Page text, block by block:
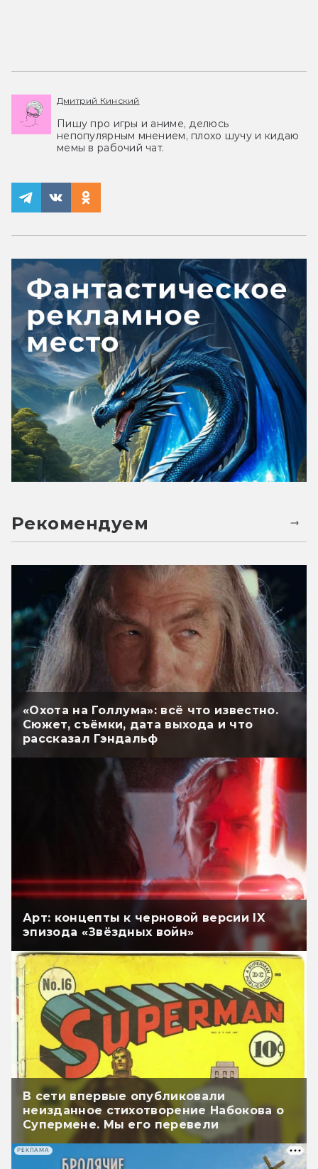
Дмитрий Кинский
Пишу про игры и аниме, делюсь
непопулярным мнением, плохо шучу и кидаю
мемы в рабочий чат.
Рекомендуем
«Охота на Голлума»: всё что известно.
Сюжет, съёмки, дата выхода и что
рассказал Гэндальф
Арт: концепты к черновой версии IX
эпизода «Звёздных войн»
В сети впервые опубликовали
неизданное стихотворение Набокова о
Супермене. Мы его перевели
РЕКЛАМА